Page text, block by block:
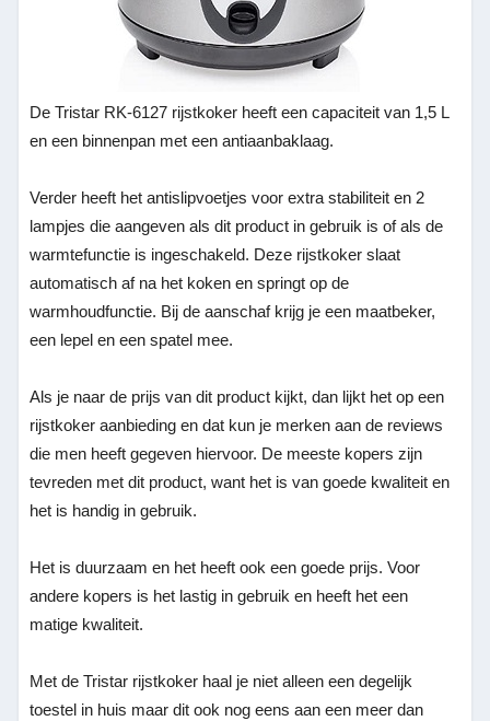
De Tristar RK-6127 rijstkoker heeft een capaciteit van 1,5 L
en een binnenpan met een antiaanbaklaag.
Verder heeft het antislipvoetjes voor extra stabiliteit en 2
lampjes die aangeven als dit product in gebruik is of als de
warmtefunctie is ingeschakeld. Deze rijstkoker slaat
automatisch af na het koken en springt op de
warmhoudfunctie. Bij de aanschaf krijg je een maatbeker,
een lepel en een spatel mee.
Als je naar de prijs van dit product kijkt, dan lijkt het op een
rijstkoker aanbieding en dat kun je merken aan de reviews
die men heeft gegeven hiervoor. De meeste kopers zijn
tevreden met dit product, want het is van goede kwaliteit en
het is handig in gebruik.
Het is duurzaam en het heeft ook een goede prijs. Voor
andere kopers is het lastig in gebruik en heeft het een
matige kwaliteit.
Met de Tristar rijstkoker haal je niet alleen een degelijk
toestel in huis maar dit ook nog eens aan een meer dan